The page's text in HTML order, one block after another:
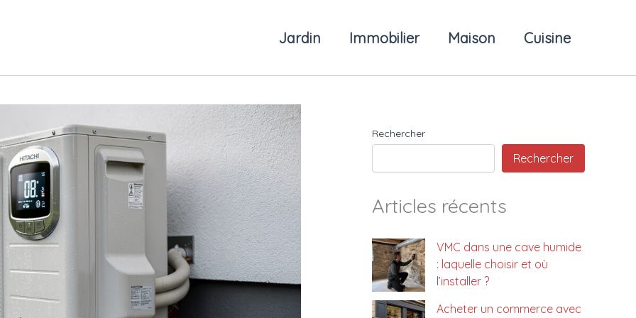
Jardin Immobilier Maison Cuisine
Rechercher
Rechercher
Articles récents
VMC dans une cave humide
: laquelle choisir et où
l’installer ?
Acheter un commerce avec